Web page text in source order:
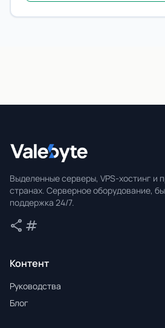
Выделенные серверы, VPS-хостинг и
странах. Серверное оборудование,
поддержка 24/7.
share Поделиться
tag
Контент
Руководства
Блог